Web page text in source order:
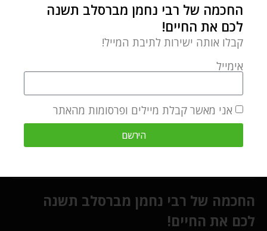
רשתות חברתיות
החכמה של רבי נחמן מברסלב תשנה
לכם את החיים!
החכמה של רבי נחמן מברסלב תשנה
לכם את החיים!
קבלו אותה ישירות לתיבת המייל!
אימייל
אני מאשר קבלת מיילים ופרסומות מהאתר
הירשם